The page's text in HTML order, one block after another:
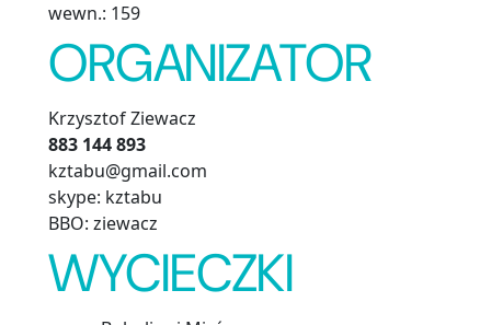
wewn.: 159
ORGANIZATOR
Krzysztof Ziewacz
883 144 893
kztabu@gmail.com
skype: kztabu
BBO: ziewacz
WYCIECZKI